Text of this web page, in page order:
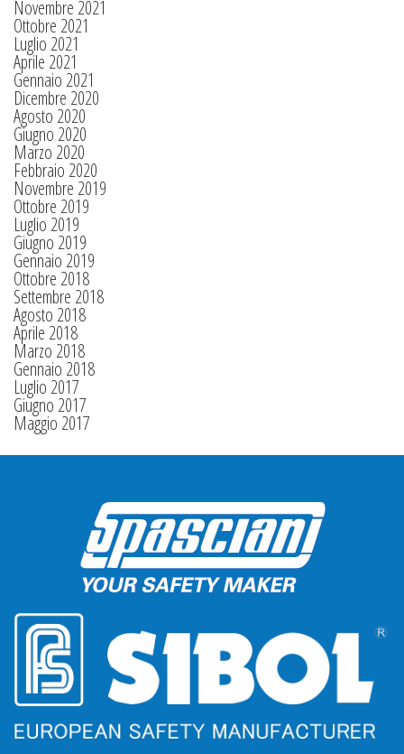
Novembre 2021
Ottobre 2021
Luglio 2021
Aprile 2021
Gennaio 2021
Dicembre 2020
Agosto 2020
Giugno 2020
Marzo 2020
Febbraio 2020
Novembre 2019
Ottobre 2019
Luglio 2019
Giugno 2019
Gennaio 2019
Ottobre 2018
Settembre 2018
Agosto 2018
Aprile 2018
Marzo 2018
Gennaio 2018
Luglio 2017
Giugno 2017
Maggio 2017